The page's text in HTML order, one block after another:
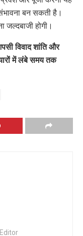
बन सकती है।
जल्दबाजी होगी।
विवाद शांति और
में लंबे समय तक